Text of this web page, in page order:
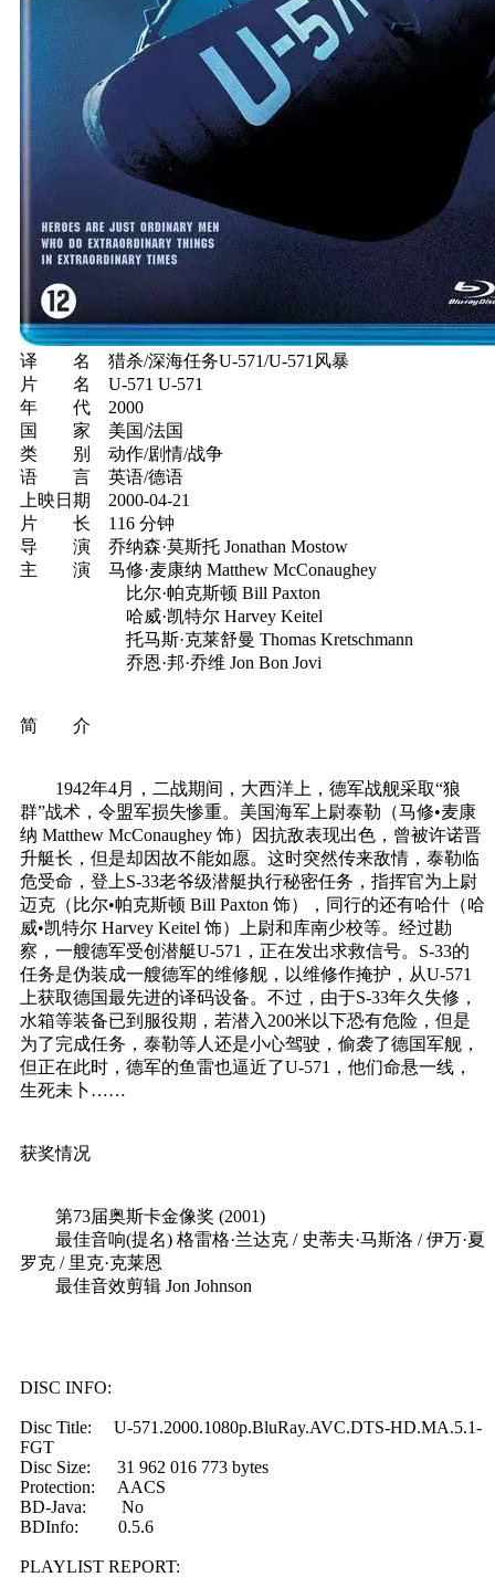
译 名 猎杀/深海任务U-571/U-571风暴
片 名 U-571 U-571
年 代 2000
国 家 美国/法国
类 别 动作/剧情/战争
语 言 英语/德语
上映日期 2000-04-21
片 长 116 分钟
导 演 乔纳森·莫斯托 Jonathan Mostow
主 演 马修·麦康纳 Matthew McConaughey
比尔·帕克斯顿 Bill Paxton
哈威·凯特尔 Harvey Keitel
托马斯·克莱舒曼 Thomas Kretschmann
乔恩·邦·乔维 Jon Bon Jovi
简 介
1942年4月，二战期间，大西洋上，德军战舰采取“狼
群”战术，令盟军损失惨重。美国海军上尉泰勒（马修•麦康
纳 Matthew McConaughey 饰）因抗敌表现出色，曾被许诺晋
升艇长，但是却因故不能如愿。这时突然传来敌情，泰勒临
危受命，登上S-33老爷级潜艇执行秘密任务，指挥官为上尉
迈克（比尔•帕克斯顿 Bill Paxton 饰），同行的还有哈什（哈
威•凯特尔 Harvey Keitel 饰）上尉和库南少校等。经过勘
察，一艘德军受创潜艇U-571，正在发出求救信号。S-33的
任务是伪装成一艘德军的维修舰，以维修作掩护，从U-571
上获取德国最先进的译码设备。不过，由于S-33年久失修，
水箱等装备已到服役期，若潜入200米以下恐有危险，但是
为了完成任务，泰勒等人还是小心驾驶，偷袭了德国军舰，
但正在此时，德军的鱼雷也逼近了U-571，他们命悬一线，
生死未卜……
获奖情况
第73届奥斯卡金像奖 (2001)
最佳音响(提名) 格雷格·兰达克 / 史蒂夫·马斯洛 / 伊万·夏
罗克 / 里克·克莱恩
最佳音效剪辑 Jon Johnson
DISC INFO:
Disc Title: U-571.2000.1080p.BluRay.AVC.DTS-HD.MA.5.1-
FGT
Disc Size: 31 962 016 773 bytes
Protection: AACS
BD-Java: No
BDInfo: 0.5.6
PLAYLIST REPORT: